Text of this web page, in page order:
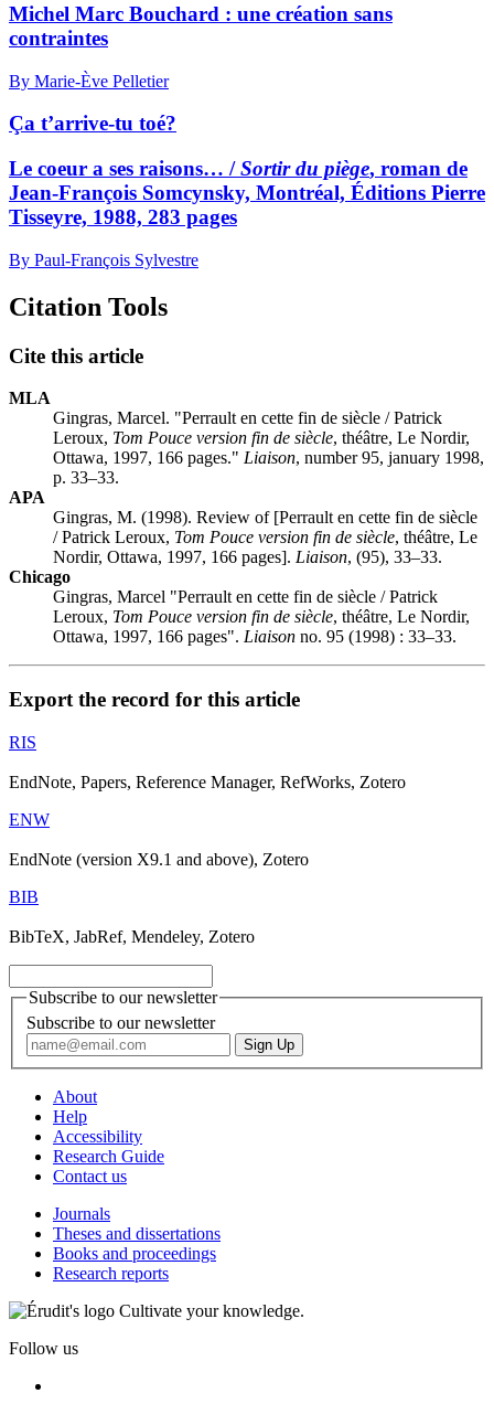
Michel Marc Bouchard : une création sans
contraintes
By Marie-Ève Pelletier
Ça t’arrive-tu toé?
Le coeur a ses raisons… /Sortir du piège, roman de
Jean-François Somcynsky, Montréal, Éditions Pierre
Tisseyre, 1988, 283 pages
By Paul-François Sylvestre
Citation Tools
Cite this article
MLA
Gingras, Marcel. "Perrault en cette fin de siècle / Patrick
Leroux, Tom Pouce version fin de siècle, théâtre, Le Nordir,
Ottawa, 1997, 166 pages." Liaison, number 95, january 1998,
p. 33–33.
APA
Gingras, M. (1998). Review of [Perrault en cette fin de siècle
/ Patrick Leroux, Tom Pouce version fin de siècle, théâtre, Le
Nordir, Ottawa, 1997, 166 pages]. Liaison, (95), 33–33.
Chicago
Gingras, Marcel "Perrault en cette fin de siècle / Patrick
Leroux, Tom Pouce version fin de siècle, théâtre, Le Nordir,
Ottawa, 1997, 166 pages". Liaison no. 95 (1998) : 33–33.
Export the record for this article
RIS
EndNote, Papers, Reference Manager, RefWorks, Zotero
ENW
EndNote (version X9.1 and above), Zotero
BIB
BibTeX, JabRef, Mendeley, Zotero
Subscribe to our newsletter
Subscribe to our newsletter
About
Help
Accessibility
Research Guide
Contact us
Journals
Theses and dissertations
Books and proceedings
Research reports
Cultivate your knowledge.
Follow us